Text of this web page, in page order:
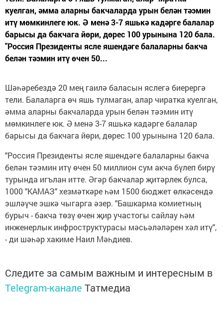
куелган, әмма аларны бакчаларда урын белән тәэмин
итү мөмкинлеге юк. Ә менә 3-7 яшькә кадәрге балалар
барысы да бакчага йөри, дөрес 100 урынына 120 бала.
"Россия Президенты ясле яшендәге балаларны бакча
белән тәэмин итү өчен 50...
Шәһәребездә 20 мең гаилә баласын яслегә биерергә
тели. Балаларга өч яшь тулмаган, алар чиратка куелган,
әмма аларны бакчаларда урын белән тәэмин итү
мөмкинлеге юк. Ә менә 3-7 яшькә кадәрге балалар
барысы да бакчага йөри, дөрес 100 урынына 120 бала.
"Россия Президенты ясле яшендәге балаларны бакча
белән тәэмин итү өчен 50 миллион сум акча бүлеп бирү
турында игълан итте. Әгәр бакчалар җитәрлек булса,
1000 "КАМАЗ" хезмәткәре һәм 1500 бюджет өлкәсендә
эшләүче эшкә чыгарга әзер. "Башкарма комиетның
бурыч - бакча төзү өчен җир участогы сайлау һәм
инженерлык инфроструктурасы мәсьәләләрен хәл итү",
- ди шәһәр хакиме Наил Мәһдиев.
Следите за самым важным и интересным в
Telegram-канале Татмедиа